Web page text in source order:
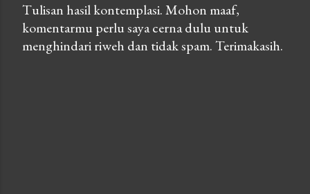
P
o
Tulisan hasil kontemplasi. Mohon maaf,
komentarmu perlu saya cerna dulu untuk
menghindari riweh dan tidak spam. Terimakasih.